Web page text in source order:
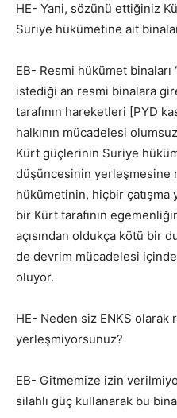
HE- Yani, sözünü ettiğiniz
Suriye hükümetine ait
EB- Resmi hükümet binaları
istediği an resmi binalara
tarafının hareketleri [PYD
halkının mücadelesi
Kürt güçlerinin Suriye
düşüncesinin yerleşmesine
hükümetinin, hiçbir çatışma
bir Kürt tarafının
açısından oldukça kötü bir
de devrim mücadelesi
oluyor.
HE- Neden siz ENKS olarak
yerleşmiyorsunuz?
EB- Gitmemize izin
silahlı güç kullanarak bu